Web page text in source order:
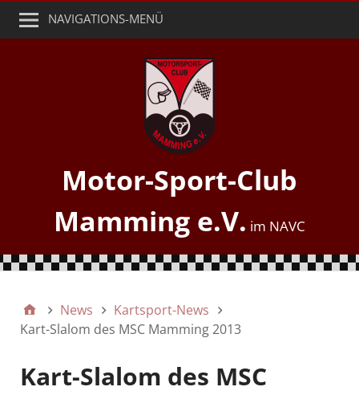
NAVIGATIONS-MENÜ
Motor-Sport-Club
Mamming e.V.
News
Kartsport-News
Kart-Slalom des MSC Mamming 2013
Kart-Slalom des MSC